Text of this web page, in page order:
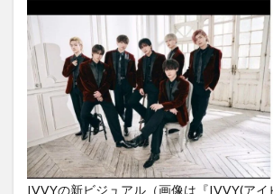
IVVYの新ビジュアル（画像は『IVVY(アイ